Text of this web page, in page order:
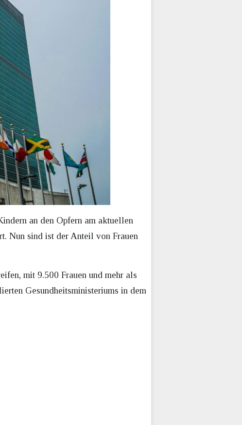
an den Opfern am aktuellen
Nun sind ist der Anteil von Frauen
mit 9.500 Frauen und mehr als
Gesundheitsministeriums in dem